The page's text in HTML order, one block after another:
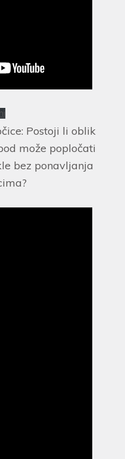
Postoji li oblik
može popločati
bez ponavljanja